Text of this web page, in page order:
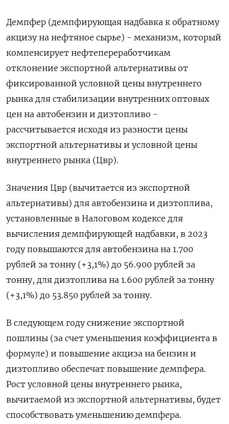
Демпфер (демпфирующая надбавка к обратному
акцизу на нефтяное сырье) - механизм, который
компенсирует нефтепереработчикам
отклонение экспортной альтернативы от
фиксированной условной цены внутреннего
рынка для стабилизации внутренних оптовых
цен на автобензин и дизтопливо -
рассчитывается исходя из разности цены
экспортной альтернативы и условной цены
внутреннего рынка (Цвр).
Значения Цвр (вычитается из экспортной
альтернативы) для автобензина и дизтоплива,
установленные в Налоговом кодексе для
вычисления демпфирующей надбавки, в 2023
году повышаются для автобензина на 1.700
рублей за тонну (+3,1%) до 56.900 рублей за
тонну, для дизтоплива на 1.600 рублей за тонну
(+3,1%) до 53.850 рублей за тонну.
В следующем году снижение экспортной
пошлины (за счет уменьшения коэффициента в
формуле) и повышение акциза на бензин и
дизтопливо обеспечат повышение демпфера.
Рост условной цены внутреннего рынка,
вычитаемой из экспортной альтернативы, будет
способствовать уменьшению демпфера.